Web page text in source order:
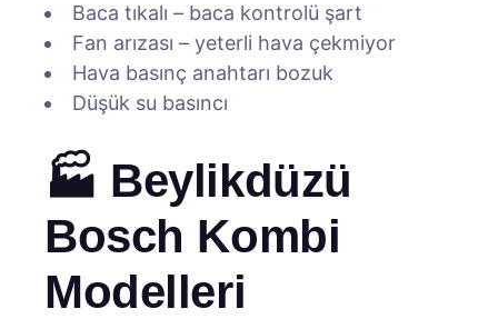
Baca tıkalı – baca kontrolü şart
Fan arızası – yeterli hava çekmiyor
Hava basınç anahtarı bozuk
Düşük su basıncı
🏭 Beylikdüzü
Bosch Kombi
Modelleri